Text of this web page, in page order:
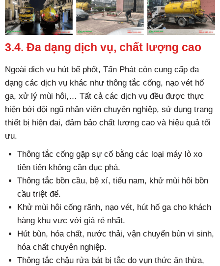
3.4. Đa dạng dịch vụ, chất lượng cao
Ngoài dịch vụ hút bể phốt, Tấn Phát còn cung cấp đa
dạng các dịch vụ khác như thông tắc cống, nạo vét hố
ga, xử lý mùi hôi,… Tất cả các dịch vụ đều được thực
hiện bởi đội ngũ nhân viên chuyên nghiệp, sử dụng trang
thiết bị hiện đại, đảm bảo chất lượng cao và hiệu quả tối
ưu.
Thông tắc cống gặp sự cố bằng các loại máy lò xo
tiên tiến không cần đục phá.
Thông tắc bồn cầu, bệ xí, tiểu nam, khử mùi hôi bồn
cầu triệt để.
Khử mùi hôi cống rãnh, nạo vét, hút hố ga cho khách
hàng khu vực với giá rẻ nhất.
Hút bùn, hóa chất, nước thải, vận chuyển bùn vi sinh,
hóa chất chuyên nghiệp.
Thông tắc chậu rửa bát bị tắc do vụn thức ăn thừa,